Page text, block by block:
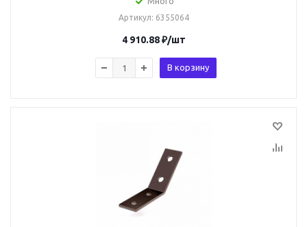
Артикул: 6355064
4 910.88₽/шт
В корзину